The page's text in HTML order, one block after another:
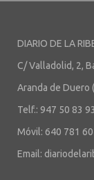
DIARIO DE LA
C/ Valladolid, 2,
Aranda de Duero
Telf.: 947 50 83 93
Móvil: 640 781
Email: